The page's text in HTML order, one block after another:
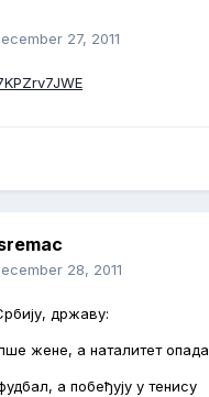
27, 2011
28, 2011
државу:
жене, а наталитет опада
а побеђују у тенису